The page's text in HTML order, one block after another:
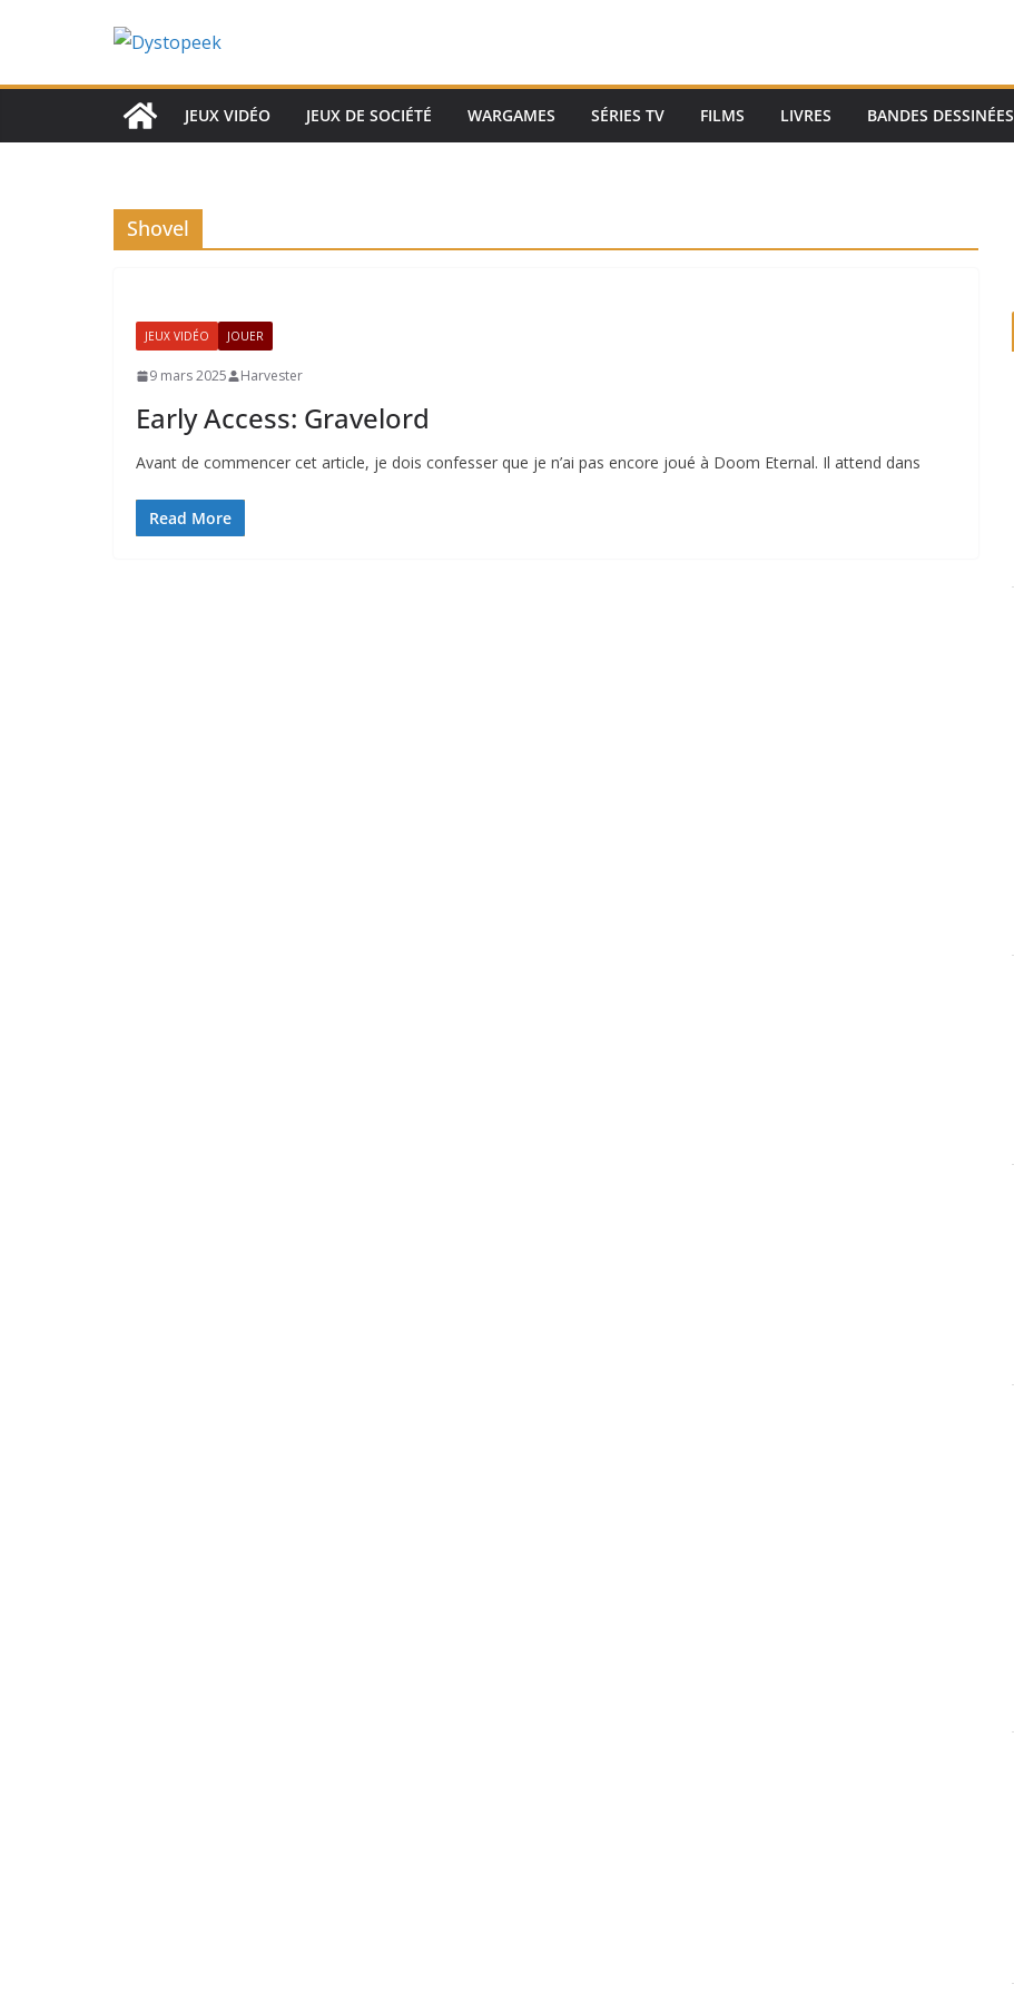
JEUX VIDÉO JEUX DE SOCIÉTÉ WARGAMES SÉRIES TV FILMS LIVRES BANDES DESSINÉES
Shovel
JEUX VIDÉO JOUER
9 mars 2025 Harvester
Early Access: Gravelord
Avant de commencer cet article, je dois confesser que je n’ai pas encore joué à Doom Eternal. Il attend dans
Read More